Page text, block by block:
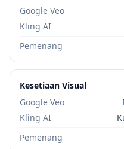
Google Veo
Kling AI
Pemenang
Kesetiaan Visual
Google Veo
Kling AI
Pemenang